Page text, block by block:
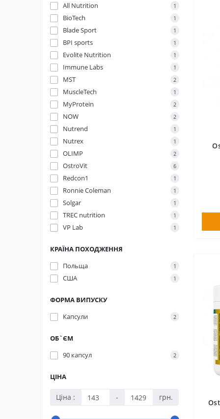
All Nutrition
1
BioTech 1
Blade Sport 1
BPI sports 1
Evolite Nutrition 1
Immune Labs 1
MST 2
MuscleTech 1
MyProtein 2
NOW 2
Nutrend 1
Nutrex 1
OLIMP 2
OstroVit 6
Redcon1 1
Ronnie Coleman 1
Solgar 1
TREC nutrition 1
VP Lab 1
КРАЇНА ПОХОДЖЕННЯ
Польща
1
США 1
ФОРМА ВИПУСКУ
Капсули
2
ОБ`ЄМ
90 капсул
2
ЦІНА
Ціна : - грн.